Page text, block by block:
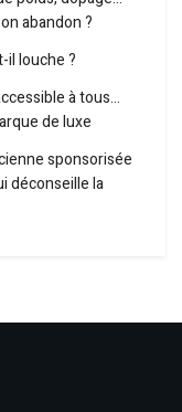
abandon ?
il louche ?
à tous…
de luxe
sponsorisée
déconseille la